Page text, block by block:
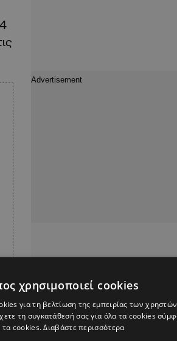
χρησιμοποιεί cookies
για τη βελτίωση της εμπειρίας των
τη συγκατάθεσή σας για όλα τα cookies
τα cookies.Διαβάστε περισσότερα